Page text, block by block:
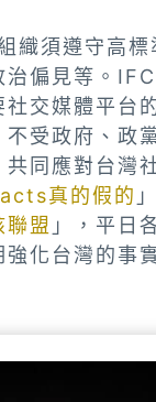
織須遵守高
偏見等。
交媒體平台
受政府、政
同應對台灣
真的假的
聯盟 」，平日
化台灣的事